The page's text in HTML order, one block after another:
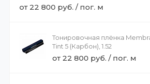
от 22 800 руб. / пог. м
Тонировочная плёнка
Tint 5 (Карбон), 1.52
от 22 800 руб. / пог. м